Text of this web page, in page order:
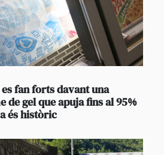
fan forts davant una
de gel que apuja fins al 95%
és històric